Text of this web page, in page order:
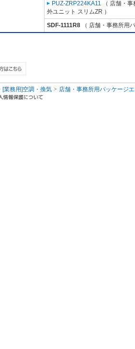
PUZ-ZRP224KA11 （ 店舗・
外ユニット スリムZR ）
SDF-1111R8 （ 店舗・事務所用
[業務用]空調・換気 店舗・事務所用パッケージ